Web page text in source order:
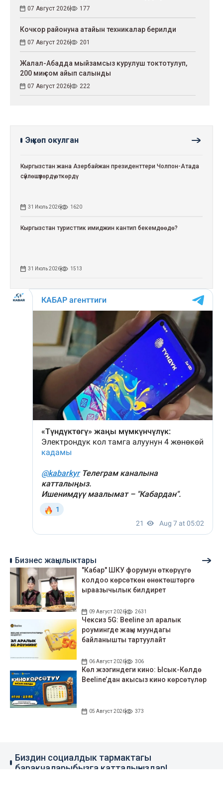
07 Август 2026 177
Кочкор районуна атайын техникалар берилди
07 Август 2026 201
Жалал-Абадда мыйзамсыз курулуш токтотулуп,
200 миң сом айып салынды
07 Август 2026 222
Эң көп окулган
Кыргызстан жана Азербайжан президенттери Чолпон-Атада
сүйлөшүүлөрдү өткөрдү
31 Июль 2026 1620
Кыргызстан туристтик имиджин кантип бекемдөөдө?
31 Июль 2026 1513
Бизнес жаңылыктары
"Кабар" ШКУ форумун өткөрүүгө
колдоо көрсөткөн өнөктөштөргө
ыраазычылык билдирет
09 Август 2026 2631
Чексиз 5G: Beeline эл аралык
роумингде жаңы муундагы
байланышты тартуулайт
06 Август 2026 306
Көл жээгиндеги кино: Ысык-Көлдө
Beeline’дан акысыз кино көрсөтүлөр
05 Август 2026 373
Биздин социалдык тармактагы
баракчаларыбызга катталыңыздар!